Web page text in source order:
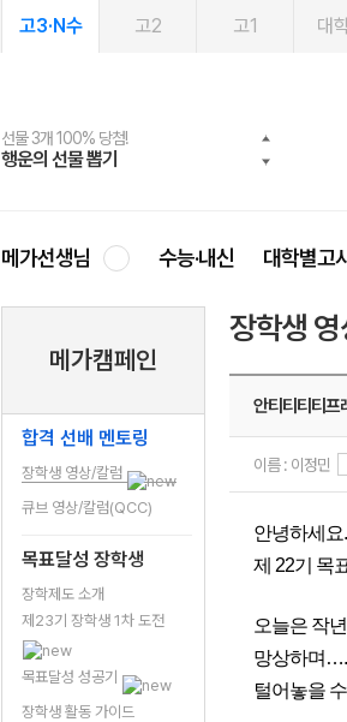
고3·N수 고2 고1 대
선물 3개 100% 당첨!
행운의 선물 뽑기
선물 100% 증정!
메가스터디 X 올리브
여름방학 스터디 캐시백
메가런 썸머스쿨
2027 러셀 단과
강사 공개선발
스마트러닝앱
설문 EVENT
메가패스
3일 무료 체험권
메가패스 수강생 무료혜택!
메가클럽 멤버십
사회공헌 캠페인
희망이룸 메가나눔
메가선생님 수능·내신 대학별고
메가캠페인
합격 선배 멘토링
장학생 영상/칼럼
큐브 영상/칼럼(QCC)
목표달성 장학생
장학제도 소개
제23기 장학생 1차 도전
목표달성 성공기
장학생 활동 가이드
장학생
안티티티티프
이름 : 이정민
안녕하세
제 22기 목
오늘은 작
망상하며….
털어놓을